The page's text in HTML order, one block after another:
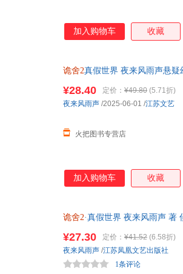
加入购物车 收藏
诡舍2真假世界 夜来风雨声悬
¥28.40 定价： ¥49.80 (5.71折)
火把图书专营店
夜来风雨声 /2025-06-01 /江苏文艺
加入购物车 收藏
诡舍2·真假世界 夜来风雨声 著
¥27.30 定价： ¥41.52 (6.58折)
1条评论
夜来风雨声 /江苏凤凰文艺出版社